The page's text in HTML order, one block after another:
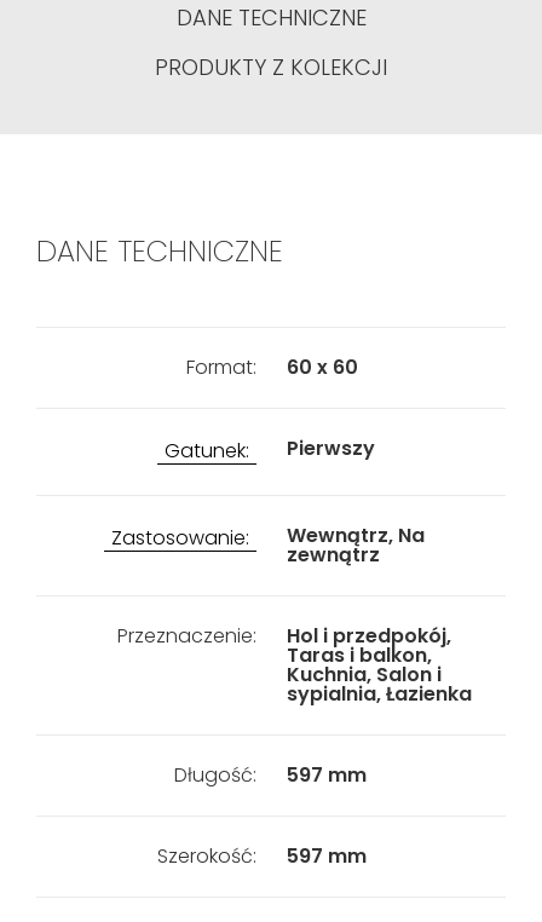
DANE TECHNICZNE
PRODUKTY Z KOLEKCJI
DANE TECHNICZNE
Format: 60 x 60
Gatunek: Pierwszy
Zastosowanie: Wewnątrz, Na
zewnątrz
Przeznaczenie: Hol i przedpokój,
Taras i balkon,
Kuchnia, Salon i
sypialnia, Łazienka
Długość: 597 mm
Szerokość: 597 mm